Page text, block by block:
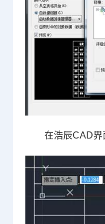
在浩辰CAD界